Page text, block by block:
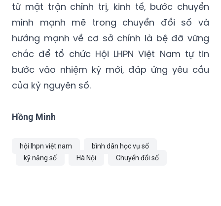
từ mặt trận chính trị, kinh tế, bước chuyển
mình mạnh mẽ trong chuyển đổi số và
hướng mạnh về cơ sở chính là bệ đỡ vững
chắc để tổ chức Hội LHPN Việt Nam tự tin
bước vào nhiệm kỳ mới, đáp ứng yêu cầu
của kỷ nguyên số.
Hồng Minh
hội lhpn việt nam
bình dân học vụ số
kỹ năng số
Hà Nội Chuyển đổi số